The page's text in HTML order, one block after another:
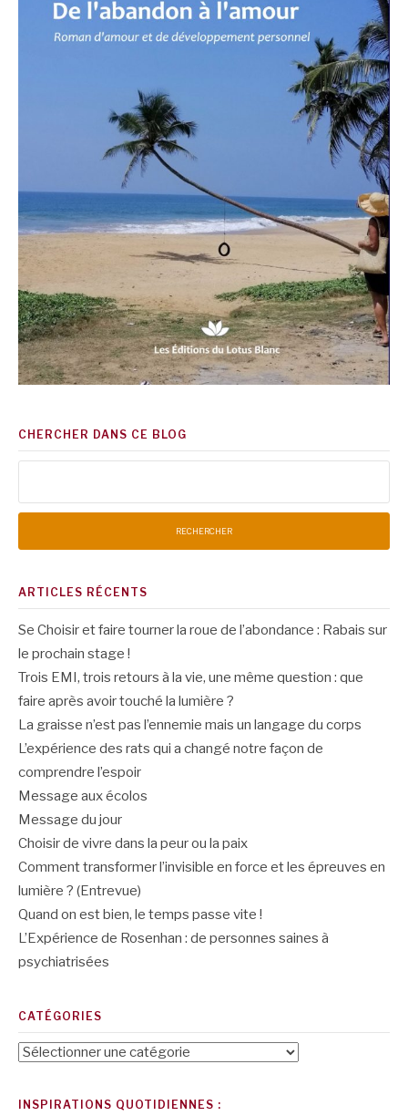
CHERCHER DANS CE BLOG
ARTICLES RÉCENTS
Se Choisir et faire tourner la roue de l’abondance : Rabais sur
le prochain stage !
Trois EMI, trois retours à la vie, une même question : que
faire après avoir touché la lumière ?
La graisse n’est pas l’ennemie mais un langage du corps
L’expérience des rats qui a changé notre façon de
comprendre l’espoir
Message aux écolos
Message du jour
Choisir de vivre dans la peur ou la paix
Comment transformer l’invisible en force et les épreuves en
lumière ? (Entrevue)
Quand on est bien, le temps passe vite !
L’Expérience de Rosenhan : de personnes saines à
psychiatrisées
CATÉGORIES
Catégories
INSPIRATIONS QUOTIDIENNES :